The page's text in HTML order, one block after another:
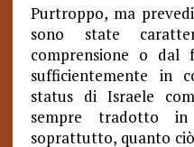
Purtroppo, ma
sono state
comprensione o
sufficientemente in
status di Israele
sempre tradotto
soprattutto, quanto